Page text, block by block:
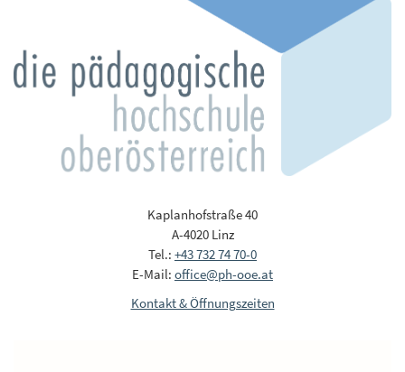
Kaplanhofstraße 40
A-4020 Linz
Tel.: +43 732 74 70-0
E-Mail: office@ph-ooe.at
Kontakt & Öffnungszeiten